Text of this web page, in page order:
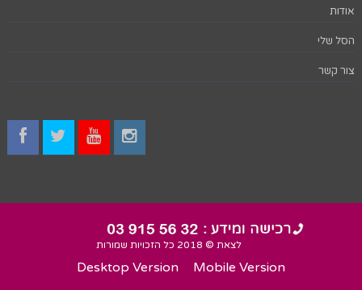
אודות
הסל שלי
צור קשר
לצאת © 2018 כל הזכויות שמורות
Desktop Version Mobile Version